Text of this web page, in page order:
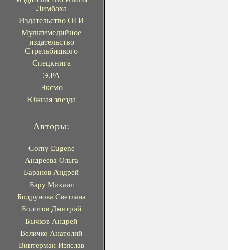
Лимбаха
Издательство ОГИ
Мультимедийное
издательство
Стрельбицкого
Спецкнига
Э.РА
Эксмо
Южная звезда
Авторы:
Gorny Eugene
Андреева Ольга
Баранов Андрей
Бару Михаил
Бодрунова Светлана
Болотов Дмитрий
Бычков Андрей
Величко Анатолий
Винтерман Изяслав